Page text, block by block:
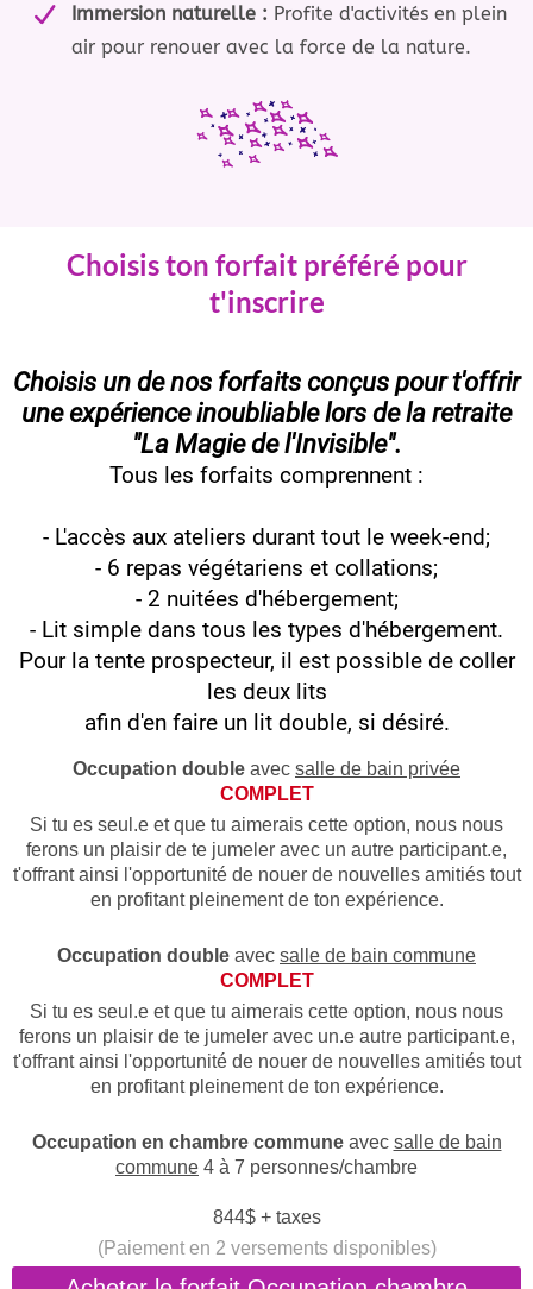
Immersion naturelle : Profite d'activités en plein
air pour renouer avec la force de la nature.
Choisis ton forfait préféré pour
t'inscrire
Choisis un de nos forfaits conçus pour t'offrir
une expérience inoubliable lors de la retraite
"La Magie de l'Invisible".
Tous les forfaits comprennent :
- L'accès aux ateliers durant tout le week-end;
- 6 repas végétariens et collations;
- 2 nuitées d'hébergement;
- Lit simple dans tous les types d'hébergement.
Pour la tente prospecteur, il est possible de coller
les deux lits
afin d'en faire un lit double, si désiré.
Occupation double avec salle de bain privée
COMPLET
Si tu es seul.e et que tu aimerais cette option, nous nous
ferons un plaisir de te jumeler avec un autre participant.e,
t'offrant ainsi l'opportunité de nouer de nouvelles amitiés tout
en profitant pleinement de ton expérience.
Occupation double avec salle de bain commune
COMPLET
Si tu es seul.e et que tu aimerais cette option, nous nous
ferons un plaisir de te jumeler avec un.e autre participant.e,
t'offrant ainsi l'opportunité de nouer de nouvelles amitiés tout
en profitant pleinement de ton expérience.
Occupation en chambre communeavec salle de bain
commune 4 à 7 personnes/chambre
844$ + taxes
(Paiement en 2 versements disponibles)